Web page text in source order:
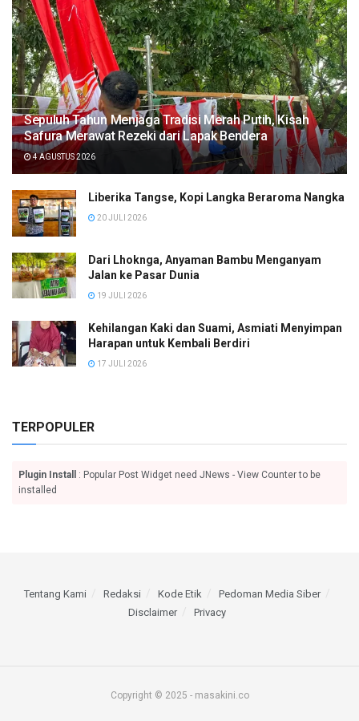
Sepuluh Tahun Menjaga Tradisi Merah Putih, Kisah
Safura Merawat Rezeki dari Lapak Bendera
4 AGUSTUS 2026
Liberika Tangse, Kopi Langka Beraroma Nangka
20 JULI 2026
Dari Lhoknga, Anyaman Bambu Menganyam
Jalan ke Pasar Dunia
19 JULI 2026
Kehilangan Kaki dan Suami, Asmiati Menyimpan
Harapan untuk Kembali Berdiri
17 JULI 2026
TERPOPULER
Plugin Install
: Popular Post Widget need JNews - View Counter to be
installed
Tentang Kami Redaksi Kode Etik
Pedoman Media Siber
Disclaimer
Privacy
Copyright © 2025 - masakini.co